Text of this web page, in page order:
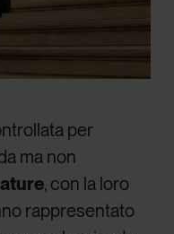
per
ma non
, con la loro
rappresentato